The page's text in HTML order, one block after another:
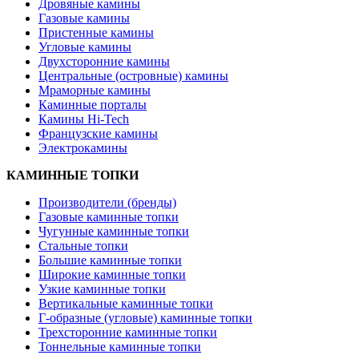
Дровяные камины
Газовые камины
Пристенные камины
Угловые камины
Двухсторонние камины
Центральные (островные) камины
Мраморные камины
Каминные порталы
Камины Hi-Tech
Французские камины
Электрокамины
КАМИННЫЕ ТОПКИ
Производители (бренды)
Газовые каминные топки
Чугунные каминные топки
Стальные топки
Большие каминные топки
Широкие каминные топки
Узкие каминные топки
Вертикальные каминные топки
Г-образные (угловые) каминные топки
Трехсторонние каминные топки
Тоннельные каминные топки